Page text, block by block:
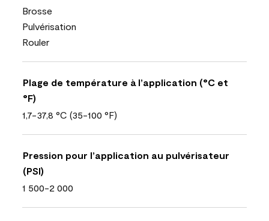
Brosse
Pulvérisation
Rouler
Plage de température à l’application (°C et
°F)
1,7-37,8 °C (35-100 °F)
Pression pour l’application au pulvérisateur
(PSI)
1 500-2 000